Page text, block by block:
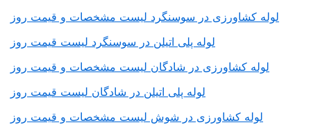
لوله کشاورزی در سوسنگرد لیست مشخصات و قیمت روز
لوله پلی اتیلن در سوسنگرد لیست قیمت روز
لوله کشاورزی در شادگان لیست مشخصات و قیمت روز
لوله پلی اتیلن در شادگان لیست قیمت روز
لوله کشاورزی در شوش لیست مشخصات و قیمت روز